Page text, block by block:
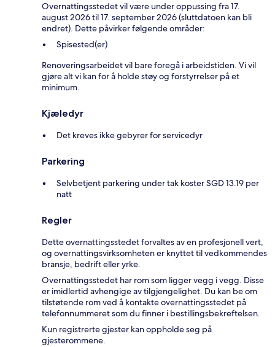
Overnattingsstedet vil være under oppussing fra 17.
august 2026 til 17. september 2026 (sluttdatoen kan bli
endret). Dette påvirker følgende områder:
Spisested(er)
Renoveringsarbeidet vil bare foregå i arbeidstiden. Vi vil
gjøre alt vi kan for å holde støy og forstyrrelser på et
minimum.
Kjæledyr
Det kreves ikke gebyrer for servicedyr
Parkering
Selvbetjent parkering under tak koster SGD 13.19 per
natt
Regler
Dette overnattingsstedet forvaltes av en profesjonell vert,
og overnattingsvirksomheten er knyttet til vedkommendes
bransje, bedrift eller yrke.
Overnattingsstedet har rom som ligger vegg i vegg. Disse
er imidlertid avhengige av tilgjengelighet. Du kan be om
tilstøtende rom ved å kontakte overnattingsstedet på
telefonnummeret som du finner i bestillingsbekreftelsen.
Kun registrerte gjester kan oppholde seg på
gjesterommene.